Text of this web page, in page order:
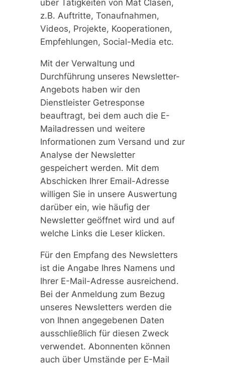
über Tätigkeiten von Mat Clasen,
z.B. Auftritte, Tonaufnahmen,
Videos, Projekte, Kooperationen,
Empfehlungen, Social-Media etc.
Mit der Verwaltung und
Durchführung unseres Newsletter-
Angebots haben wir den
Dienstleister Getresponse
beauftragt, bei dem auch die E-
Mailadressen und weitere
Informationen zum Versand und zur
Analyse der Newsletter
gespeichert werden. Mit dem
Abschicken Ihrer Email-Adresse
willigen Sie in unsere Auswertung
darüber ein, wie häufig der
Newsletter geöffnet wird und auf
welche Links die Leser klicken.
Für den Empfang des Newsletters
ist die Angabe Ihres Namens und
Ihrer E-Mail-Adresse ausreichend.
Bei der Anmeldung zum Bezug
unseres Newsletters werden die
von Ihnen angegebenen Daten
ausschließlich für diesen Zweck
verwendet. Abonnenten können
auch über Umstände per E-Mail